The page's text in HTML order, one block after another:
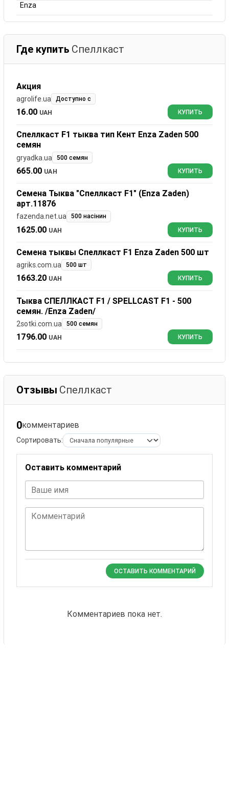
Enza
Где купить Спеллкаст
Акция
agrolife.ua Доступно с
16.00 UAH КУПИТЬ
Спеллкаст F1 тыква тип Кент Enza Zaden 500
семян
gryadka.ua 500 семян
665.00 UAH КУПИТЬ
Семена Тыква "Спеллкаст F1" (Enza Zaden)
арт.11876
fazenda.net.ua 500 насінин
1625.00 UAH КУПИТЬ
Семена тыквы Спеллкаст F1 Enza Zaden 500 шт
agriks.com.ua 500 шт
1663.20 UAH КУПИТЬ
Тыква СПЕЛЛКАСТ F1 / SPELLCAST F1 - 500
семян. /Enza Zaden/
2sotki.com.ua 500 семян
1796.00 UAH КУПИТЬ
Отзывы Спеллкаст
0комментариев
Сортировать:
Оставить комментарий
Ваше имя
Комментарий
ОСТАВИТЬ КОММЕНТАРИЙ
Комментариев пока нет.